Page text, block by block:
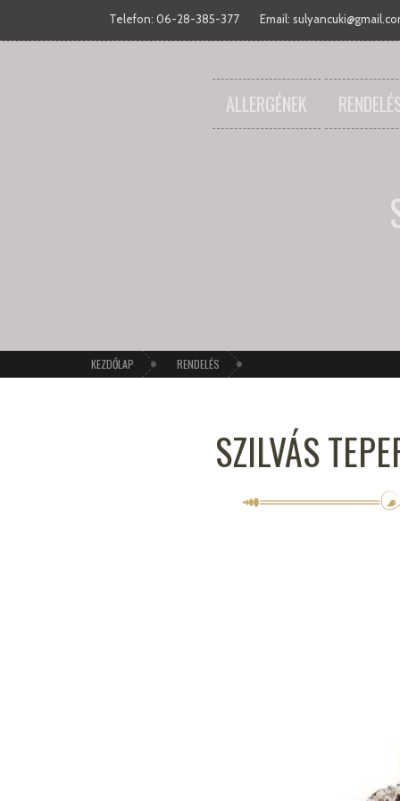
Telefon: 06-28-385-377 Email:
ALLERGÉNEK
KEZDŐLAP RENDELÉS
SZILVÁS